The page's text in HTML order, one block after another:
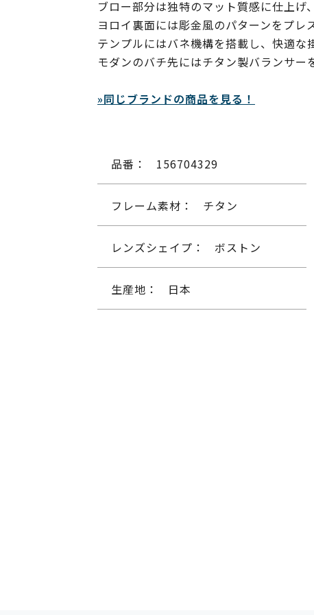
ブロー部分は独特のマット質感に仕上げ
ヨロイ裏面には彫金風のパターンをプレ
テンプルにはバネ機構を搭載し、快適な
モダンのバチ先にはチタン製バランサー
»同じブランドの商品を見る！
品番： 156704329
フレーム素材： チタン
レンズシェイプ： ボストン
生産地： 日本